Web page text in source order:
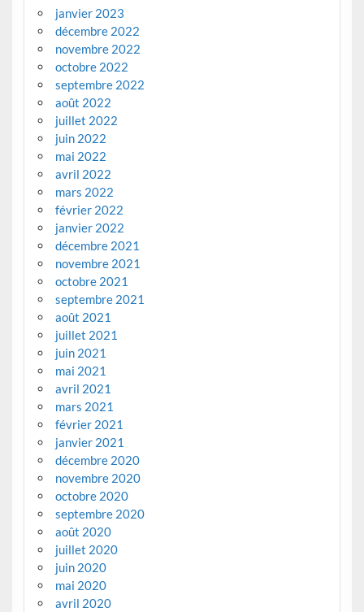
janvier 2023
décembre 2022
novembre 2022
octobre 2022
septembre 2022
août 2022
juillet 2022
juin 2022
mai 2022
avril 2022
mars 2022
février 2022
janvier 2022
décembre 2021
novembre 2021
octobre 2021
septembre 2021
août 2021
juillet 2021
juin 2021
mai 2021
avril 2021
mars 2021
février 2021
janvier 2021
décembre 2020
novembre 2020
octobre 2020
septembre 2020
août 2020
juillet 2020
juin 2020
mai 2020
avril 2020